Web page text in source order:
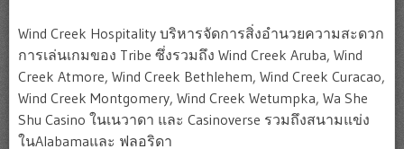
Wind Creek Hospitality บริหารจัดการสิ่งอำนวยความสะดวก
การเล่นเกมของ Tribe ซึ่งรวมถึง Wind Creek Aruba, Wind
Creek Atmore, Wind Creek Bethlehem, Wind Creek Curacao,
Wind Creek Montgomery, Wind Creek Wetumpka, Wa She
Shu Casino ในเนวาดา และ Casinoverse รวมถึงสนามแข่ง
ในAlabamaและ ฟลอริดา